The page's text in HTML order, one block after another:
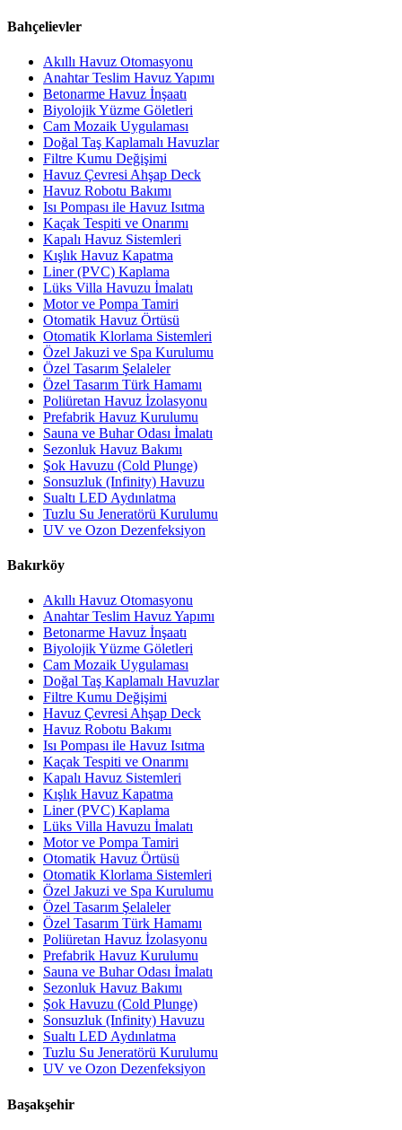
Bahçelievler
Akıllı Havuz Otomasyonu
Anahtar Teslim Havuz Yapımı
Betonarme Havuz İnşaatı
Biyolojik Yüzme Göletleri
Cam Mozaik Uygulaması
Doğal Taş Kaplamalı Havuzlar
Filtre Kumu Değişimi
Havuz Çevresi Ahşap Deck
Havuz Robotu Bakımı
Isı Pompası ile Havuz Isıtma
Kaçak Tespiti ve Onarımı
Kapalı Havuz Sistemleri
Kışlık Havuz Kapatma
Liner (PVC) Kaplama
Lüks Villa Havuzu İmalatı
Motor ve Pompa Tamiri
Otomatik Havuz Örtüsü
Otomatik Klorlama Sistemleri
Özel Jakuzi ve Spa Kurulumu
Özel Tasarım Şelaleler
Özel Tasarım Türk Hamamı
Poliüretan Havuz İzolasyonu
Prefabrik Havuz Kurulumu
Sauna ve Buhar Odası İmalatı
Sezonluk Havuz Bakımı
Şok Havuzu (Cold Plunge)
Sonsuzluk (Infinity) Havuzu
Sualtı LED Aydınlatma
Tuzlu Su Jeneratörü Kurulumu
UV ve Ozon Dezenfeksiyon
Bakırköy
Akıllı Havuz Otomasyonu
Anahtar Teslim Havuz Yapımı
Betonarme Havuz İnşaatı
Biyolojik Yüzme Göletleri
Cam Mozaik Uygulaması
Doğal Taş Kaplamalı Havuzlar
Filtre Kumu Değişimi
Havuz Çevresi Ahşap Deck
Havuz Robotu Bakımı
Isı Pompası ile Havuz Isıtma
Kaçak Tespiti ve Onarımı
Kapalı Havuz Sistemleri
Kışlık Havuz Kapatma
Liner (PVC) Kaplama
Lüks Villa Havuzu İmalatı
Motor ve Pompa Tamiri
Otomatik Havuz Örtüsü
Otomatik Klorlama Sistemleri
Özel Jakuzi ve Spa Kurulumu
Özel Tasarım Şelaleler
Özel Tasarım Türk Hamamı
Poliüretan Havuz İzolasyonu
Prefabrik Havuz Kurulumu
Sauna ve Buhar Odası İmalatı
Sezonluk Havuz Bakımı
Şok Havuzu (Cold Plunge)
Sonsuzluk (Infinity) Havuzu
Sualtı LED Aydınlatma
Tuzlu Su Jeneratörü Kurulumu
UV ve Ozon Dezenfeksiyon
Başakşehir